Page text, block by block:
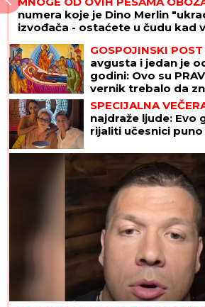
numera koje je Dino Merlin
izvođača - ostaćete u čudu kad
GOSPOJINSKI POST
avgusta i jedan je
godini: Ovo su
vernik trebalo da
SPECIJALNA
najdraže ljude: Evo
rijaliti učesnici puno